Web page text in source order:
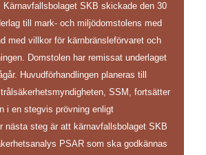
Kärnavfallsbolaget SKB skickade den 30
till mark- och miljödomstolens med
med villkor för kärnbränsleförvaret och
Domstolen har remissat underlaget
Huvudförhandlingen planeras till
SSM, fortsätter
i en stegvis prövning enligt
nästa steg är att kärnavfallsbolaget SKB
PSAR som ska godkännas